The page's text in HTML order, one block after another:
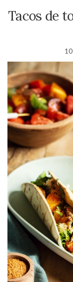
Tacos de